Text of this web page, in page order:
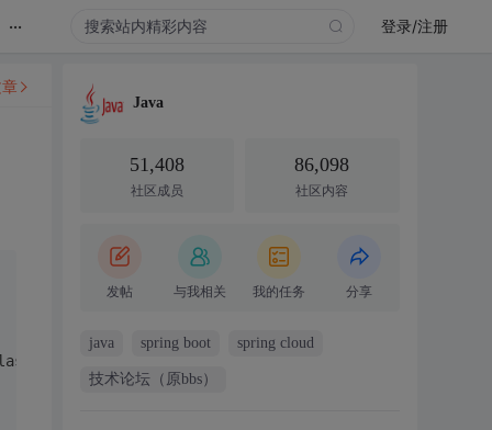
... 登录/注册
Java
51,408
社区成员
86,098
社区内容
发帖 与我相关 我的任务 分享
java spring boot spring cloud
技术论坛（原bbs）